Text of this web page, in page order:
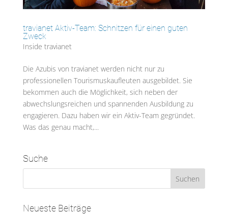
travianet Aktiv-Team: Schnitzen für einen guten
Zweck
Inside travianet
Die Azubis von travianet werden nicht nur zu
professionellen Tourismuskaufleuten ausgebildet. Sie
bekommen auch die Möglichkeit, sich neben der
abwechslungsreichen und spannenden Ausbildung zu
engagieren. Dazu haben wir ein Aktiv-Team gegründet.
Was das genau macht,...
Suche
Neueste Beiträge